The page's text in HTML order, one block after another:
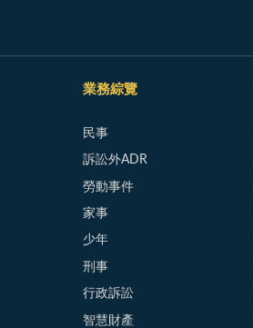
業務綜覽
民事
訴訟外ADR
勞動事件
家事
少年
刑事
行政訴訟
智慧財產